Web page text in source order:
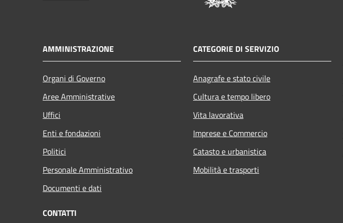
AMMINISTRAZIONE
Organi di Governo
Aree Amministrative
Uffici
Enti e fondazioni
Politici
Personale Amministrativo
Documenti e dati
CATEGORIE DI SERVIZIO
Anagrafe e stato civile
Cultura e tempo libero
Vita lavorativa
Imprese e Commercio
Catasto e urbanistica
Mobilità e trasporti
CONTATTI